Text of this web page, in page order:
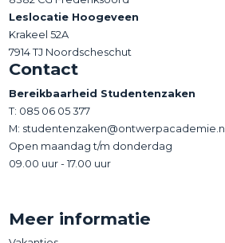
Leslocatie Hoogeveen
Krakeel 52A
7914 TJ Noordscheschut
Contact
Bereikbaarheid Studentenzaken
T: 085 06 05 377
M: studentenzaken@ontwerpacademie.nl
Open maandag t/m donderdag
09.00 uur - 17.00 uur
Meer informatie